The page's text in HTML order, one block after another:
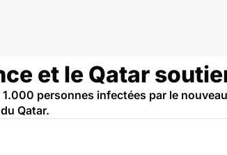
et le Qatar
personnes infectées par le
Qatar.